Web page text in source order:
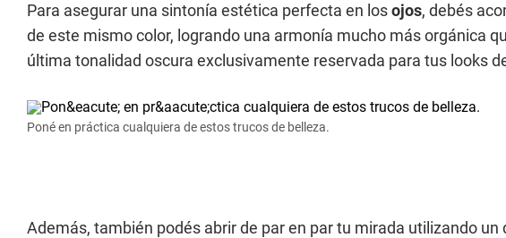
Para asegurar una sintonía estética perfecta en losojos, debés
de este mismo color, logrando una armonía mucho más orgánica
última tonalidad oscura exclusivamente reservada para tus looks
Poné en práctica cualquiera de estos trucos de belleza.
Además, también podés abrir de par en par tu mirada utilizando